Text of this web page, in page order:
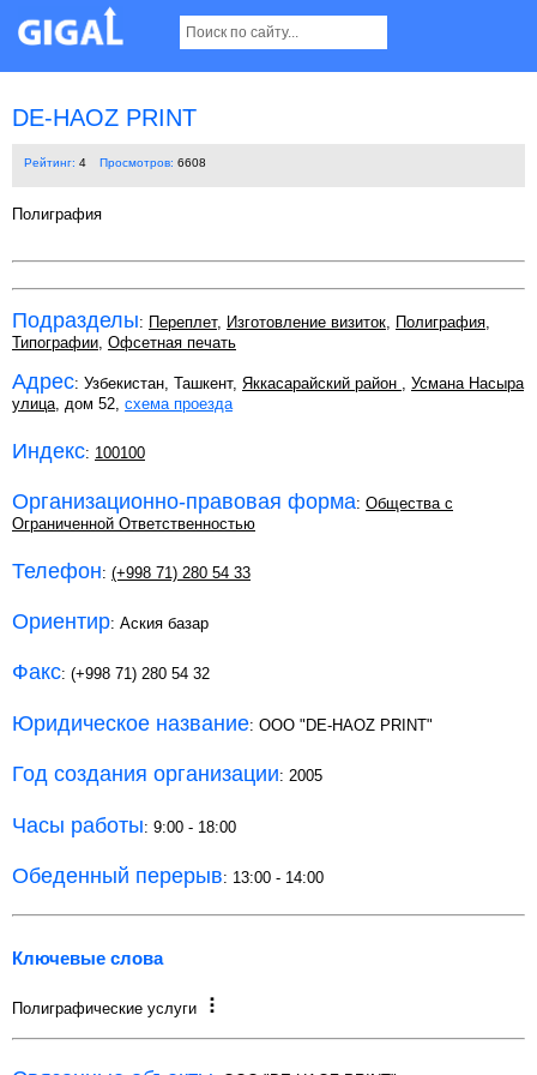
DE-HAOZ PRINT
Рейтинг: 4 Просмотров: 6608
Полиграфия
Подразделы: Переплет, Изготовление визиток, Полиграфия,
Типографии, Офсетная печать
Адрес: Узбекистан, Ташкент, Яккасарайский район , Усмана Насыра
улица, дом 52, схема проезда
Индекс: 100100
Организационно-правовая форма: Общества с
Ограниченной Ответственностью
Телефон: (+998 71) 280 54 33
Ориентир: Аския базар
Факс: (+998 71) 280 54 32
Юридическое название: ООО "DE-HAOZ PRINT"
Год создания организации: 2005
Часы работы: 9:00 - 18:00
Обеденный перерыв: 13:00 - 14:00
Ключевые слова
Полиграфические услуги